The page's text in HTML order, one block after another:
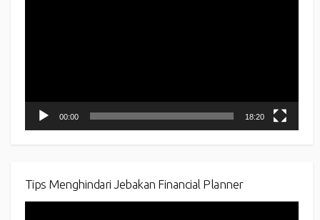
00:00 18:20
Tips Menghindari Jebakan Financial Planner